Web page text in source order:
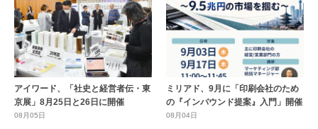
アイワード、「社史と経営者伝・東
京展」8月25日と26日に開催
08月05日
ミリアド、9月に「印刷会社のため
の『インバウンド提案』入門」開催
08月04日